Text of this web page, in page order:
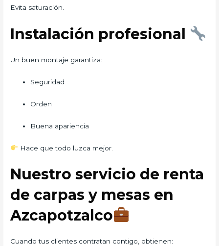
Evita saturación.
Instalación profesional
Un buen montaje garantiza:
Seguridad
Orden
Buena apariencia
Hace que todo luzca mejor.
Nuestro servicio de renta
de carpas y mesas en
Azcapotzalco
Cuando tus clientes contratan contigo, obtienen: